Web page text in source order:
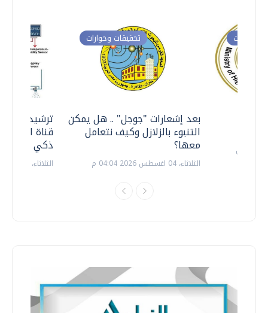
ترشيدا
قناة
ذكي
الثلاثاء، 14 يوليو 2026 06:11 م
تحقيقات وحوارات
بعد إشعارات "جوجل" .. هل يمكن
التنبوء بالزلازل وكيف نتعامل
معها؟
الثلاثاء، 04 اغسطس 2026 04:04 م
وحوارات